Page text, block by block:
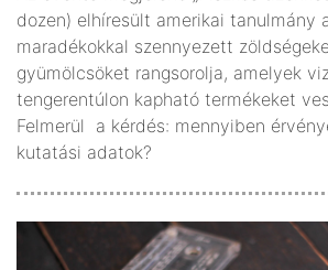
dozen) elhíresült amerikai tanulmány
maradékokkal szennyezett
gyümölcsöket rangsorolja, amelyek
tengerentúlon kapható termékeket
Felmerül a kérdés: mennyiben
kutatási adatok?